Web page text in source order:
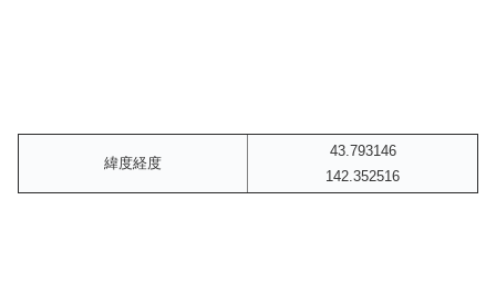
緯度経度
43.793146
142.352516